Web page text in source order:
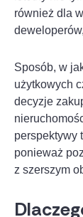
również dla
Sposób, w
użytkowych
decyzje
perspektywy
ponieważ
z szerszym